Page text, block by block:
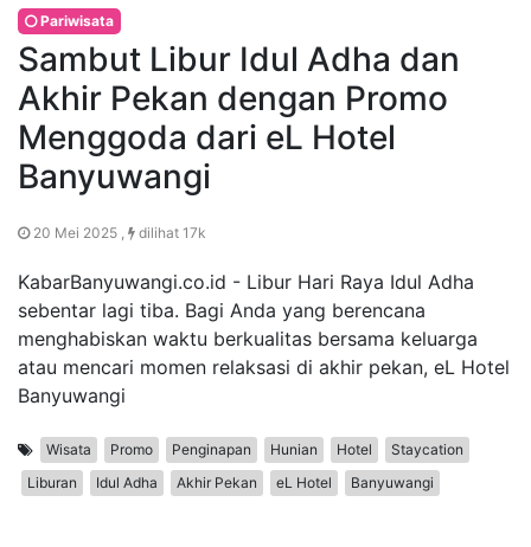
Pariwisata
Sambut Libur Idul Adha dan
Akhir Pekan dengan Promo
Menggoda dari eL Hotel
Banyuwangi
20 Mei 2025 , dilihat 17k
KabarBanyuwangi.co.id - Libur Hari Raya Idul Adha
sebentar lagi tiba. Bagi Anda yang berencana
menghabiskan waktu berkualitas bersama keluarga
atau mencari momen relaksasi di akhir pekan, eL Hotel
Banyuwangi
Wisata Promo Penginapan Hunian Hotel
Staycation
Liburan
Idul Adha Akhir Pekan eL Hotel Banyuwangi